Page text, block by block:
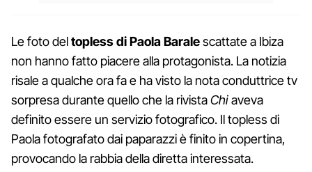
Le foto deltopless di Paola Baralescattate a Ibiza
non hanno fatto piacere alla protagonista. La notizia
risale a qualche ora fa e ha visto la nota conduttrice tv
sorpresa durante quello che la rivistaChiaveva
definito essere un servizio fotografico. Il topless di
Paola fotografato dai paparazzi è finito in copertina,
provocando la rabbia della diretta interessata.